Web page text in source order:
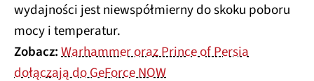
wydajności jest niewspółmierny do skoku poboru
mocy i temperatur.
Zobacz:Warhammer oraz Prince of Persia
dołączają do GeForce NOW